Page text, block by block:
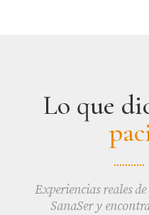
Lo que
Experiencias reales
SanaSer y